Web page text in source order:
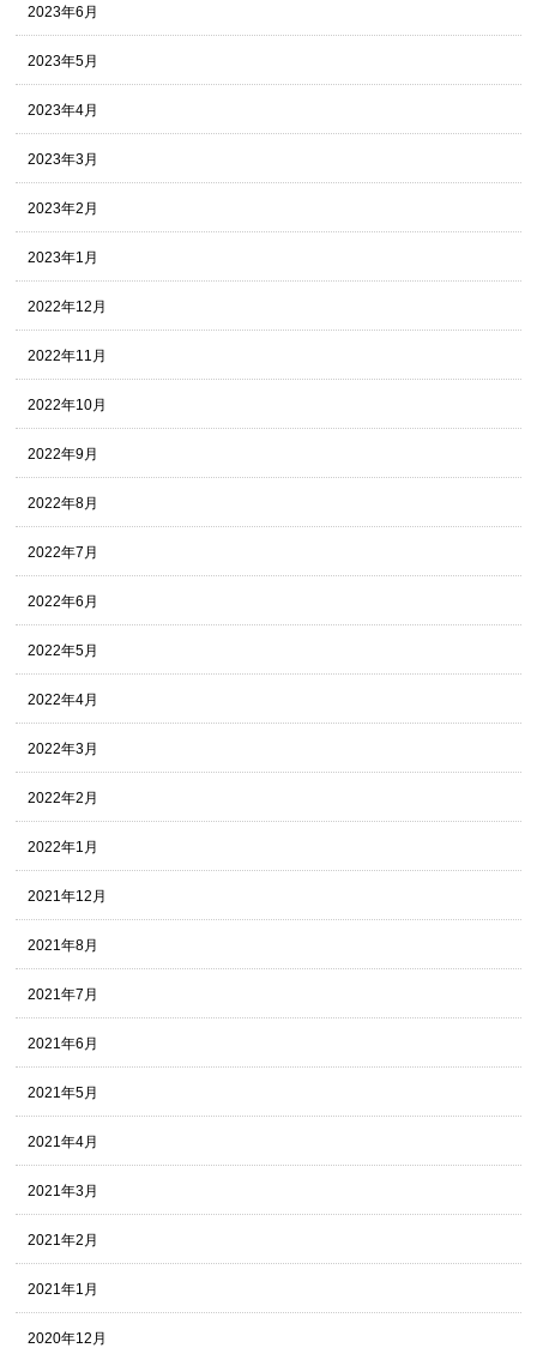
2023年6月
2023年5月
2023年4月
2023年3月
2023年2月
2023年1月
2022年12月
2022年11月
2022年10月
2022年9月
2022年8月
2022年7月
2022年6月
2022年5月
2022年4月
2022年3月
2022年2月
2022年1月
2021年12月
2021年8月
2021年7月
2021年6月
2021年5月
2021年4月
2021年3月
2021年2月
2021年1月
2020年12月